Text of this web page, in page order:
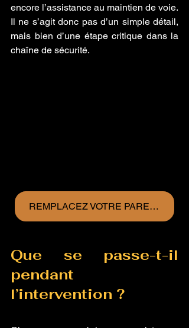
encore l’assistance au maintien de voie.
Il ne s’agit donc pas d’un simple détail,
mais bien d’une étape critique dans la
chaîne de sécurité.
REMPLACEZ VOTRE PARE-BRISE ET RECEVEZ UN CADEAU DÈS MAINTENANT
Que se passe-t-il
pendant
l’intervention ?